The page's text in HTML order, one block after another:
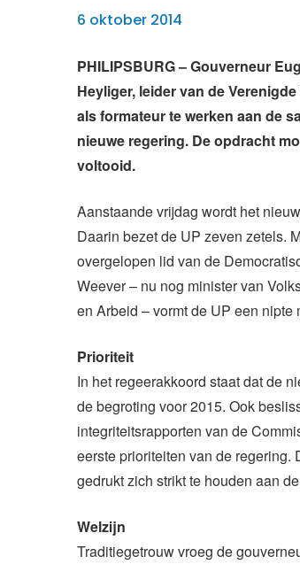
6 oktober 2014
PHILIPSBURG – Gouverneur
Heyliger, leider van de
als formateur te werken aan de
nieuwe regering. De opdracht
voltooid.
Aanstaande vrijdag wordt het
Daarin bezet de UP zeven zetels.
overgelopen lid van de
Weever – nu nog minister van
en Arbeid – vormt de UP een
Prioriteit
In het regeerakkoord staat dat de
de begroting voor 2015. Ook
integriteitsrapporten van de
eerste prioriteiten van de regering.
gedrukt zich strikt te houden aan
Welzijn
Traditiegetrouw vroeg de